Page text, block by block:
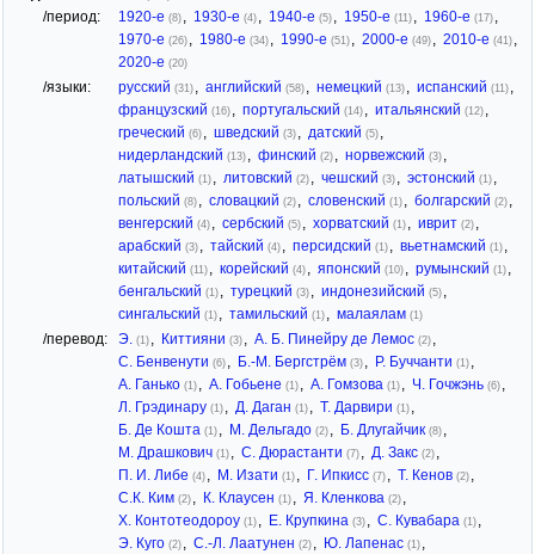
/период: 1920-е (8) , 1930-е (4) , 1940-е (5) , 1950-е (11) , 1960-е (17) ,
1970-е (26) , 1980-е (34) , 1990-е (51) , 2000-е (49) , 2010-е (41) ,
2020-е (20)
/языки: русский (31) , английский (58) , немецкий (13) , испанский (11) ,
французский (16) , португальский (14) , итальянский (12) ,
греческий (6) , шведский (3) , датский (5) ,
нидерландский (13) , финский (2) , норвежский (3) ,
латышский (1) , литовский (2) , чешский (3) , эстонский (1) ,
польский (8) , словацкий (2) , словенский (1) , болгарский (2) ,
венгерский (4) , сербский (5) , хорватский (1) , иврит (2) ,
арабский (3) , тайский (4) , персидский (1) , вьетнамский (1) ,
китайский (11) , корейский (4) , японский (10) , румынский (1) ,
бенгальский (1) , турецкий (3) , индонезийский (5) ,
сингальский (1) , тамильский (1) , малаялам (1)
/перевод: Э. (1) , Киттияни (3) , А. Б. Пинейру де Лемос (2) ,
С. Бенвенути (6) , Б.-М. Бергстрём (3) , Р. Буччанти (1) ,
А. Ганько (1) , А. Гобьене (1) , А. Гомзова (1) , Ч. Гочжэнь (6) ,
Л. Грэдинару (1) , Д. Даган (1) , Т. Дарвири (1) ,
Б. Де Кошта (1) , М. Дельгадо (2) , Б. Длугайчик (8) ,
М. Драшкович (1) , С. Дюрастанти (7) , Д. Закс (2) ,
П. И. Либе (4) , М. Изати (1) , Г. Ипкисс (7) , Т. Кенов (2) ,
С.К. Ким (2) , К. Клаусен (1) , Я. Кленкова (2) ,
Х. Контотеодороу (1) , Е. Крупкина (3) , С. Кувабара (1) ,
Э. Куго (2) , С.-Л. Лаатунен (2) , Ю. Лапенас (1) ,